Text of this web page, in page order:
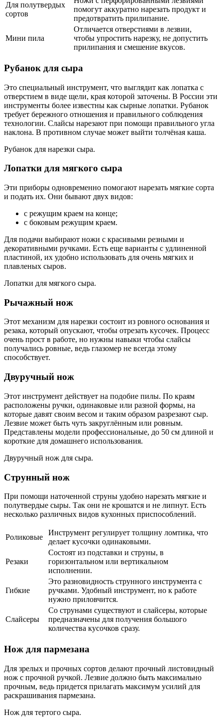
Для полутвердых
сортов
помогут аккуратно нарезать продукт и
предотвратить прилипание.
Мини пила
Отличается отверстиями в лезвии,
чтобы упростить нарезку, не допустить
прилипания и смешение вкусов.
Рубанок для сыра
Это специальный инструмент, что выглядит как лопатка с
отверстием в виде щели, края которой заточены. В России эти
инструменты более известны как сырные лопатки. Рубанок
требует бережного отношения и правильного соблюдения
технологии. Слайсы нарезают при помощи правильного угла
наклона. В противном случае может выйти толчёная каша.
Рубанок для нарезки сыра.
Лопатки для мягкого сыра
Эти приборы одновременно помогают нарезать мягкие сорта
и подать их. Они бывают двух видов:
с режущим краем на конце;
с боковым режущим краем.
Для подачи выбирают ножи с красивыми резными и
декоративными ручками. Есть еще варианты с удлиненной
пластиной, их удобно использовать для очень мягких и
плавленых сыров.
Лопатки для мягкого сыра.
Рычажный нож
Этот механизм для нарезки состоит из ровного основания и
резака, который опускают, чтобы отрезать кусочек. Процесс
очень прост в работе, но нужны навыки чтобы слайсы
получались ровные, ведь глазомер не всегда этому
способствует.
Двуручный нож
Этот инструмент действует на подобие пилы. По краям
расположены ручки, одинаковые или разной формы, на
которые давят своим весом и таким образом разрезают сыр.
Лезвие может быть чуть закруглённым или ровным.
Представлены модели профессиональные, до 50 см длиной и
короткие для домашнего использования.
Двуручный нож для сыра.
Струнный нож
При помощи наточенной струны удобно нарезать мягкие и
полутвердые сыры. Так они не крошатся и не липнут. Есть
несколько различных видов кухонных приспособлений.
Роликовые
Инструмент регулирует толщину ломтика, что
делает кусочки одинаковыми.
Резаки
Состоят из подставки и струны, в
горизонтальном или вертикальном
исполнении.
Гибкие
Это разновидность струнного инструмента с
ручками. Удобный инструмент, но к работе
нужно приловчится.
Слайсеры
Со струнами существуют и слайсеры, которые
предназначены для получения большого
количества кусочков сразу.
Нож для пармезана
Для зрелых и прочных сортов делают прочный листовидный
нож с прочной ручкой. Лезвие должно быть максимально
прочным, ведь придется прилагать максимум усилий для
раскрашивания пармезана.
Нож для тертого сыра.